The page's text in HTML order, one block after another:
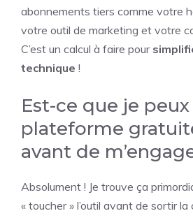
abonnements tiers comme votre
votre outil de marketing et votre
C’est un calcul à faire pour
technique !
Est-ce que je
plateforme
avant de
Absolument ! Je trouve ça
« toucher » l’outil avant de sortir la